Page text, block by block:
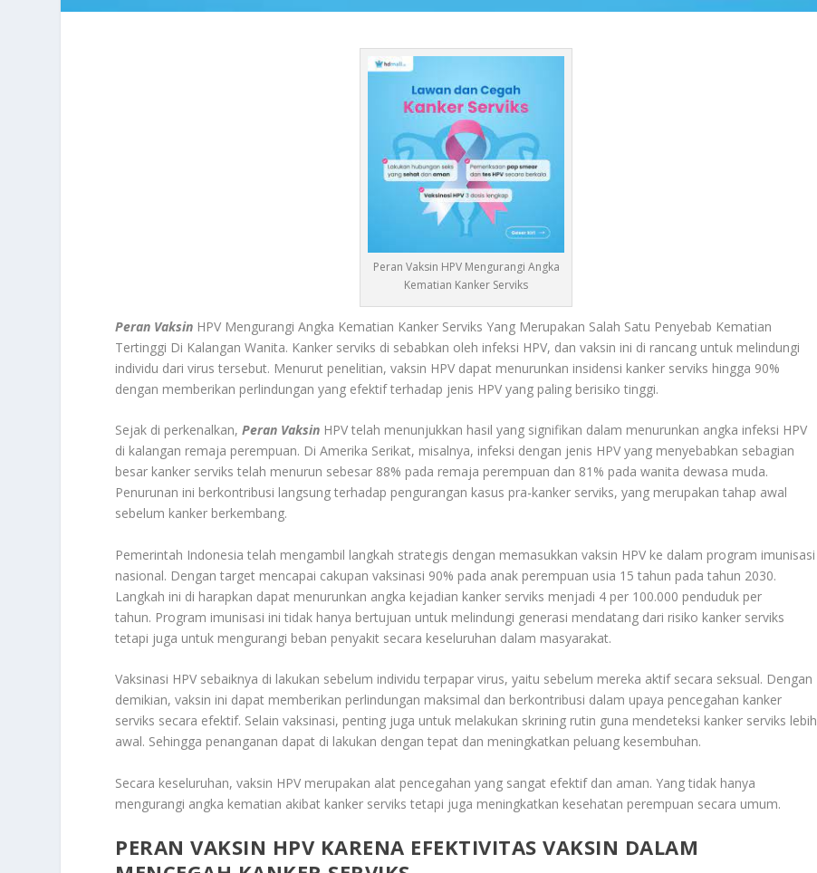
Peran Vaksin HPV Mengurangi Angka
Kematian Kanker Serviks
Peran Vaksin HPV Mengurangi Angka Kematian Kanker Serviks Yang Merupakan Salah Satu Penyebab Kematian
Tertinggi Di Kalangan Wanita. Kanker serviks di sebabkan oleh infeksi HPV, dan vaksin ini di rancang untuk melindungi
individu dari virus tersebut. Menurut penelitian, vaksin HPV dapat menurunkan insidensi kanker serviks hingga 90%
dengan memberikan perlindungan yang efektif terhadap jenis HPV yang paling berisiko tinggi.
Sejak di perkenalkan,Peran Vaksin HPV telah menunjukkan hasil yang signifikan dalam menurunkan angka infeksi HPV
di kalangan remaja perempuan. Di Amerika Serikat, misalnya, infeksi dengan jenis HPV yang menyebabkan sebagian
besar kanker serviks telah menurun sebesar 88% pada remaja perempuan dan 81% pada wanita dewasa muda.
Penurunan ini berkontribusi langsung terhadap pengurangan kasus pra-kanker serviks, yang merupakan tahap awal
sebelum kanker berkembang.
Pemerintah Indonesia telah mengambil langkah strategis dengan memasukkan vaksin HPV ke dalam program imunisasi
nasional. Dengan target mencapai cakupan vaksinasi 90% pada anak perempuan usia 15 tahun pada tahun 2030.
Langkah ini di harapkan dapat menurunkan angka kejadian kanker serviks menjadi 4 per 100.000 penduduk per
tahun. Program imunisasi ini tidak hanya bertujuan untuk melindungi generasi mendatang dari risiko kanker serviks
tetapi juga untuk mengurangi beban penyakit secara keseluruhan dalam masyarakat.
Vaksinasi HPV sebaiknya di lakukan sebelum individu terpapar virus, yaitu sebelum mereka aktif secara seksual. Dengan
demikian, vaksin ini dapat memberikan perlindungan maksimal dan berkontribusi dalam upaya pencegahan kanker
serviks secara efektif. Selain vaksinasi, penting juga untuk melakukan skrining rutin guna mendeteksi kanker serviks lebih
awal. Sehingga penanganan dapat di lakukan dengan tepat dan meningkatkan peluang kesembuhan.
Secara keseluruhan, vaksin HPV merupakan alat pencegahan yang sangat efektif dan aman. Yang tidak hanya
mengurangi angka kematian akibat kanker serviks tetapi juga meningkatkan kesehatan perempuan secara umum.
PERAN VAKSIN HPV KARENA EFEKTIVITAS VAKSIN DALAM